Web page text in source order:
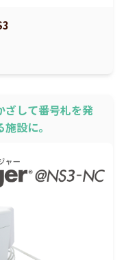
ざして番号札を発
設に。